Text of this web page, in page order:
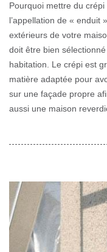
Pourquoi mettre du
l’appellation de « enduit
extérieurs de votre
doit être bien
habitation. Le crépi est
matière adaptée pour
sur une façade propre
aussi une maison